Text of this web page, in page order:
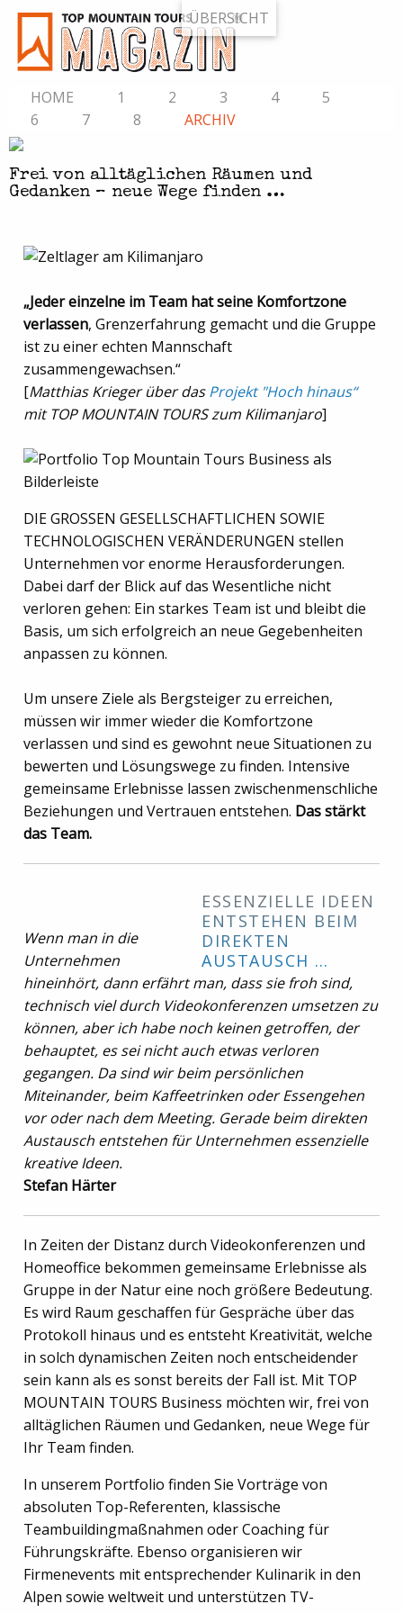
ÜBERSICHT
HOME 1 2 3 4
5
6
7 8 ARCHIV
Frei von alltäglichen Räumen und
Gedanken – neue Wege finden …
„Jeder einzelne im Team hat seine Komfortzone
verlassen, Grenzerfahrung gemacht und die Gruppe
ist zu einer echten Mannschaft
zusammengewachsen.“
[Matthias Krieger über dasProjekt "Hoch hinaus“
mit TOP MOUNTAIN TOURS zum Kilimanjaro]
DIE GROSSEN GESELLSCHAFTLICHEN SOWIE
TECHNOLOGISCHEN VERÄNDERUNGEN stellen
Unternehmen vor enorme Herausforderungen.
Dabei darf der Blick auf das Wesentliche nicht
verloren gehen: Ein starkes Team ist und bleibt die
Basis, um sich erfolgreich an neue Gegebenheiten
anpassen zu können.
Um unsere Ziele als Bergsteiger zu erreichen,
müssen wir immer wieder die Komfortzone
verlassen und sind es gewohnt neue Situationen zu
bewerten und Lösungswege zu finden. Intensive
gemeinsame Erlebnisse lassen zwischenmenschliche
Beziehungen und Vertrauen entstehen. Das stärkt
das Team.
ESSENZIELLE IDEEN
ENTSTEHEN BEIM
DIREKTEN
AUSTAUSCH …
Wenn man in die
Unternehmen
hineinhört, dann erfährt man, dass sie froh sind,
technisch viel durch Videokonferenzen umsetzen zu
können, aber ich habe noch keinen getroffen, der
behauptet, es sei nicht auch etwas verloren
gegangen. Da sind wir beim persönlichen
Miteinander, beim Kaffeetrinken oder Essengehen
vor oder nach dem Meeting. Gerade beim direkten
Austausch entstehen für Unternehmen essenzielle
kreative Ideen.
Stefan Härter
In Zeiten der Distanz durch Videokonferenzen und
Homeoffice bekommen gemeinsame Erlebnisse als
Gruppe in der Natur eine noch größere Bedeutung.
Es wird Raum geschaffen für Gespräche über das
Protokoll hinaus und es entsteht Kreativität, welche
in solch dynamischen Zeiten noch entscheidender
sein kann als es sonst bereits der Fall ist. Mit TOP
MOUNTAIN TOURS Business möchten wir, frei von
alltäglichen Räumen und Gedanken, neue Wege für
Ihr Team finden.
In unserem Portfolio finden Sie Vorträge von
absoluten Top-Referenten, klassische
Teambuildingmaßnahmen oder Coaching für
Führungskräfte. Ebenso organisieren wir
Firmenevents mit entsprechender Kulinarik in den
Alpen sowie weltweit und unterstützen TV-